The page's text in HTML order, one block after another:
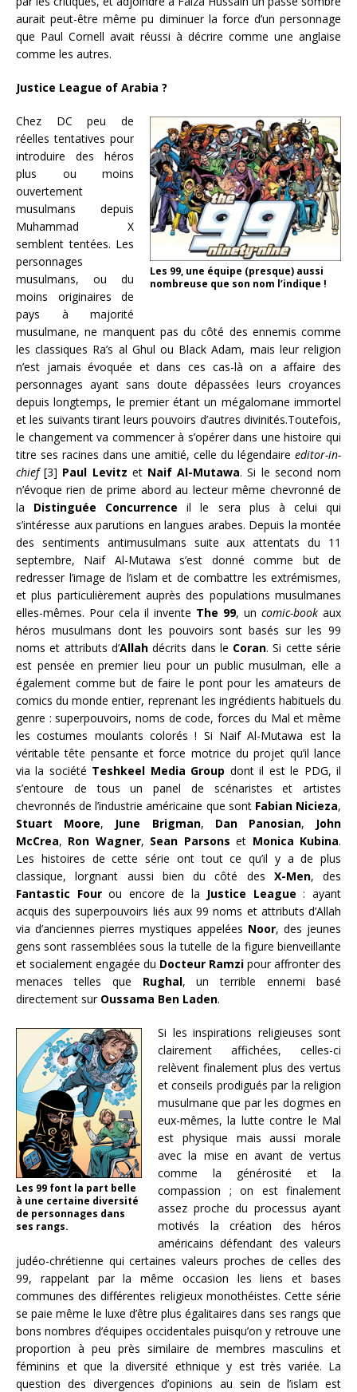
aurait peut-être même pu diminuer la force d’un personnage
que Paul Cornell avait réussi à décrire comme une anglaise
comme les autres.
Justice League of Arabia ?
Les 99, une équipe (presque) aussi
nombreuse que son nom l’indique !
Chez DC peu de
réelles tentatives pour
introduire des héros
plus ou moins
ouvertement
musulmans depuis
Muhammad X
semblent tentées. Les
personnages
musulmans, ou du
moins originaires de
pays à majorité
musulmane, ne manquent pas du côté des ennemis comme
les classiques Ra’s al Ghul ou Black Adam, mais leur religion
n’est jamais évoquée et dans ces cas-là on a affaire des
personnages ayant sans doute dépassées leurs croyances
depuis longtemps, le premier étant un mégalomane immortel
et les suivants tirant leurs pouvoirs d’autres divinités.Toutefois,
le changement va commencer à s’opérer dans une histoire qui
titre ses racines dans une amitié, celle du légendaire editor-in-
chief[3] Paul Levitz et Naif Al-Mutawa. Si le second nom
n’évoque rien de prime abord au lecteur même chevronné de
la Distinguée Concurrence il le sera plus à celui qui
s’intéresse aux parutions en langues arabes. Depuis la montée
des sentiments antimusulmans suite aux attentats du 11
septembre, Naif Al-Mutawa s’est donné comme but de
redresser l’image de l’islam et de combattre les extrémismes,
et plus particulièrement auprès des populations musulmanes
elles-mêmes. Pour cela il invente The 99, un comic-book aux
héros musulmans dont les pouvoirs sont basés sur les 99
noms et attributs d’Allahdécrits dans le Coran. Si cette série
est pensée en premier lieu pour un public musulman, elle a
également comme but de faire le pont pour les amateurs de
comics du monde entier, reprenant les ingrédients habituels du
genre : superpouvoirs, noms de code, forces du Mal et même
les costumes moulants colorés ! Si Naif Al-Mutawa est la
véritable tête pensante et force motrice du projet qu’il lance
via la société Teshkeel Media Group dont il est le PDG, il
s’entoure de tous un panel de scénaristes et artistes
chevronnés de l’industrie américaine que sont Fabian Nicieza,
Stuart Moore, June Brigman, Dan Panosian,
John
McCrea, Ron Wagner, Sean Parsons et Monica Kubina.
Les histoires de cette série ont tout ce qu’il y a de plus
classique, lorgnant aussi bien du côté des X-Men, des
Fantastic Fourou encore de la Justice League : ayant
acquis des superpouvoirs liés aux 99 noms et attributs d’Allah
via d’anciennes pierres mystiques appelées Noor, des jeunes
gens sont rassemblées sous la tutelle de la figure bienveillante
et socialement engagée du Docteur Ramzi pour affronter des
menaces telles que Rughal, un terrible ennemi basé
directement sur Oussama Ben Laden.
Les 99 font la part belle
à une certaine diversité
de personnages dans
ses rangs.
Si les inspirations religieuses sont
clairement affichées, celles-ci
relèvent finalement plus des vertus
et conseils prodigués par la religion
musulmane que par les dogmes en
eux-mêmes, la lutte contre le Mal
est physique mais aussi morale
avec la mise en avant de vertus
comme la générosité et la
compassion ; on est finalement
assez proche du processus ayant
motivés la création des héros
américains défendant des valeurs
judéo-chrétienne qui certaines valeurs proches de celles des
99, rappelant par la même occasion les liens et bases
communes des différentes religieux monothéistes. Cette série
se paie même le luxe d’être plus égalitaires dans ses rangs que
bons nombres d’équipes occidentales puisqu’on y retrouve une
proportion à peu près similaire de membres masculins et
féminins et que la diversité ethnique y est très variée. La
question des divergences d’opinions au sein de l’islam est